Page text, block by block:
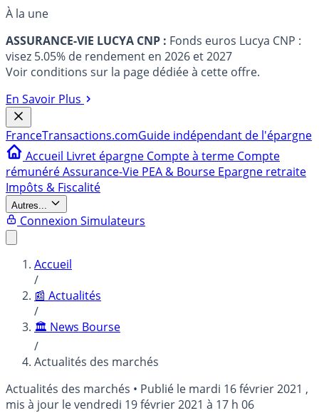
À la une
ASSURANCE-VIE LUCYA CNP : Fonds euros Lucya CNP :
visez 5.05% de rendement en 2026 et 2027
Voir conditions sur la page dédiée à cette offre.
En Savoir Plus
FranceTransactions.comGuide indépendant de l'épargne
Accueil Livret épargne Compte à terme Compte
rémunéréAssurance-Vie PEA & Bourse Epargne retraite
Impôts & Fiscalité
Autres...
Connexion Simulateurs
Accueil
/
📰 Actualités
/
🏛️ News Bourse
/
Actualités des marchés
Actualités des marchés • Publié le mardi 16 février 2021 ,
mis à jour levendredi 19 février 2021 à 17 h 06